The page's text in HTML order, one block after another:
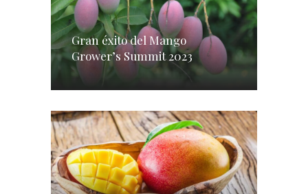
Gran éxito del Mango
Grower’s Summit 2023